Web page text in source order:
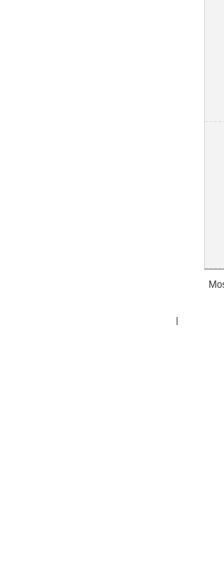
|